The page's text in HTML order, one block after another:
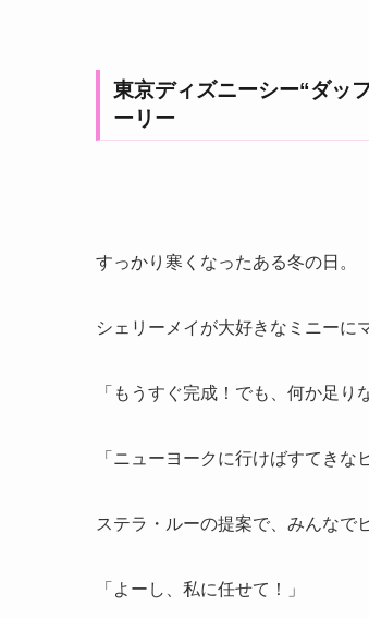
東京ディズニーシー“ダッ
ーリー
すっかり寒くなったある冬の日。
シェリーメイが大好きなミニーに
「もうすぐ完成！でも、何か足り
「ニューヨークに行けばすてきな
ステラ・ルーの提案で、みんなで
「よーし、私に任せて！」